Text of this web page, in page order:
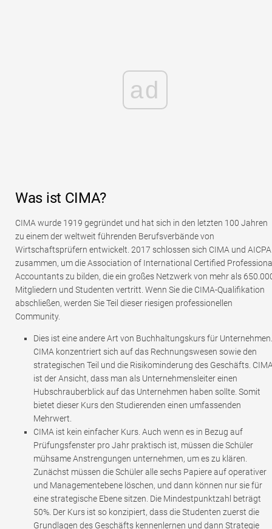
ad
Was ist CIMA?
CIMA wurde 1919 gegründet und hat sich in den letzten 100 Jahren
zu einem der weltweit führenden Berufsverbände von
Wirtschaftsprüfern entwickelt. 2017 schlossen sich CIMA und AICPA
zusammen, um die Association of International Certified
Accountants zu bilden, die ein großes Netzwerk von mehr als
Mitgliedern und Studenten vertritt. Wenn Sie die CIMA-Qualifikation
abschließen, werden Sie Teil dieser riesigen professionellen
Community.
Dies ist eine andere Art von Buchhaltungskurs für Unternehmen.
CIMA konzentriert sich auf das Rechnungswesen sowie den
strategischen Teil und die Risikominderung des Geschäfts.
ist der Ansicht, dass man als Unternehmensleiter einen
Hubschrauberblick auf das Unternehmen haben sollte. Somit
bietet dieser Kurs den Studierenden einen umfassenden
Mehrwert.
CIMA ist kein einfacher Kurs. Auch wenn es in Bezug auf
Prüfungsfenster pro Jahr praktisch ist, müssen die Schüler
mühsame Anstrengungen unternehmen, um es zu klären.
Zunächst müssen die Schüler alle sechs Papiere auf operativer
und Managementebene löschen, und dann können nur sie für
eine strategische Ebene sitzen. Die Mindestpunktzahl beträgt
50%. Der Kurs ist so konzipiert, dass die Studenten zuerst die
Grundlagen des Geschäfts kennenlernen und dann Strategie